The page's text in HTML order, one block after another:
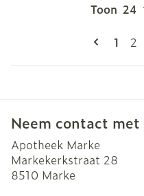
U
1 2
Toon
Neem contact met
Apotheek Marke
Markekerkstraat 28
8510 Marke